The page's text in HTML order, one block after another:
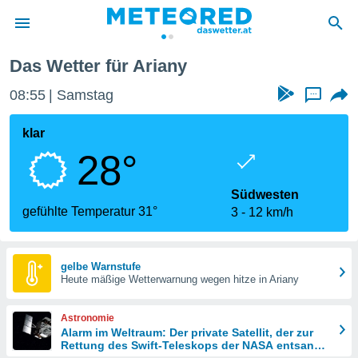
wurde
dass
sind.
diese
Das Wetter für Ariany
08:55 Samstag ...
klar
28°
gefühlte Temperatur 31°
Südwesten
3
12 km/h
gelbe Warnstufe
Heute mäßige Wetterwarnung wegen hitze in Ariany
Astronomie
Alarm im Weltraum: Der private Satellit, der zur
Rettung des Swift-Teleskops der NASA entsandt